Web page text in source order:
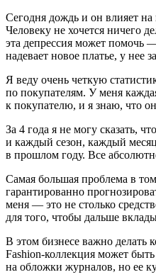
Сегодня дождь и он влияет на
Человеку не хочется ничего
эта депрессия может помочь
надевает новое платье, у нее
Я веду очень четкую
по покупателям. У меня
к покупателю, и я знаю, что
За 4 года я не могу сказать,
и каждый сезон, каждый
в прошлом году. Все
Самая большая проблема в
гарантированно
меня — это не столько
для того, чтобы дальше
В этом бизнесе важно делать
Fashion-коллекция может
на обложки журналов, но ее